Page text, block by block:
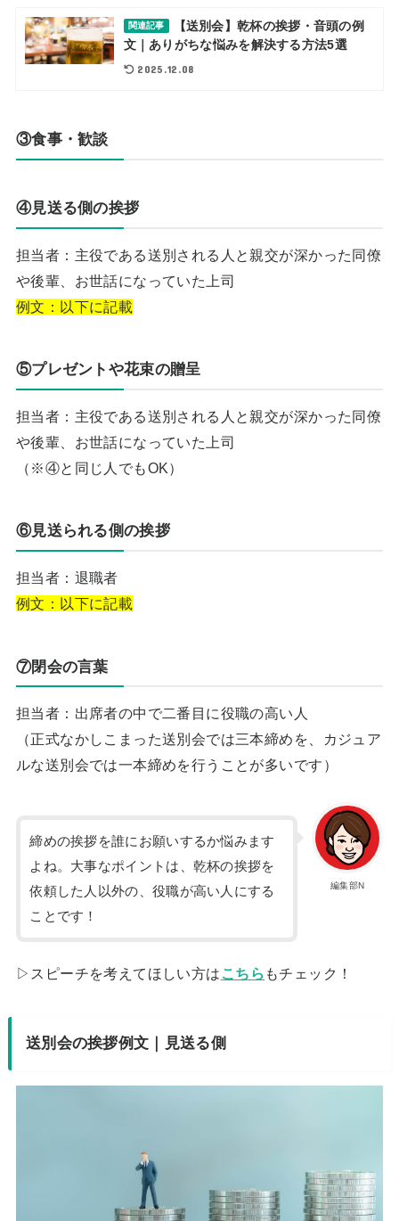
関連記事
【送別会】乾杯の挨拶・音頭の例
文｜ありがちな悩みを解決する方法5選
2025.12.08
③食事・歓談
④見送る側の挨拶
担当者：主役である送別される人と親交が深かった同僚
や後輩、お世話になっていた上司
例文：以下に記載
⑤プレゼントや花束の贈呈
担当者：主役である送別される人と親交が深かった同僚
や後輩、お世話になっていた上司
（※④と同じ人でもOK）
⑥見送られる側の挨拶
担当者：退職者
例文：以下に記載
⑦閉会の言葉
担当者：出席者の中で二番目に役職の高い人
（正式なかしこまった送別会では三本締めを、カジュア
ルな送別会では一本締めを行うことが多いです）
編集部N
締めの挨拶を誰にお願いするか悩みます
よね。大事なポイントは、乾杯の挨拶を
依頼した人以外の、役職が高い人にする
ことです！
▷スピーチを考えてほしい方は こちら もチェック！
送別会の挨拶例文｜見送る側